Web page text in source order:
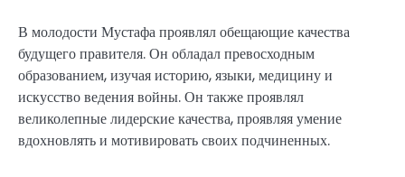
В молодости Мустафа проявлял обещающие качества
будущего правителя. Он обладал превосходным
образованием, изучая историю, языки, медицину и
искусство ведения войны. Он также проявлял
великолепные лидерские качества, проявляя умение
вдохновлять и мотивировать своих подчиненных.